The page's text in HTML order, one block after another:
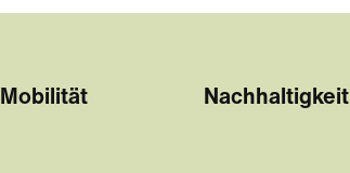
Mobilität Nachhaltigkeit